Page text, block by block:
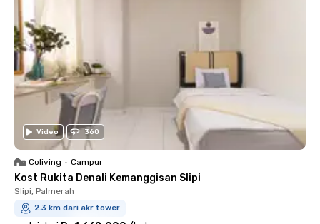
Video 360
Coliving • Campur
Kost Rukita Denali Kemanggisan Slipi
Slipi, Palmerah
2.3 km dari akr tower